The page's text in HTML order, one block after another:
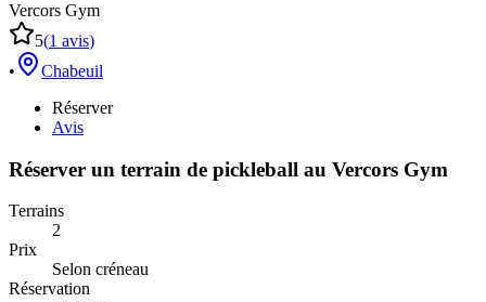
Vercors Gym
5(1 avis)
•
Chabeuil
Réserver
Avis
Réserver un terrain de pickleball au Vercors Gym
Terrains
2
Prix
Selon créneau
Réservation